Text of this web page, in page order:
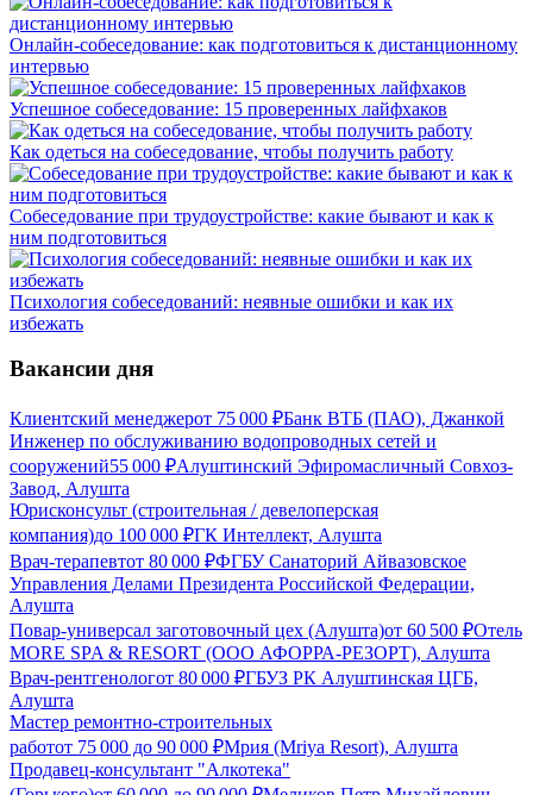
Онлайн-собеседование: как подготовиться к дистанционному
интервью
Успешное собеседование: 15 проверенных лайфхаков
Как одеться на собеседование, чтобы получить работу
Собеседование при трудоустройстве: какие бывают и как к
ним подготовиться
Психология собеседований: неявные ошибки и как их
избежать
Вакансии дня
Клиентский менеджерот 75 000 ₽Банк ВТБ (ПАО), Джанкой
Инженер по обслуживанию водопроводных сетей и
сооружений55 000 ₽Алуштинский Эфиромасличный Совхоз-
Завод, Алушта
Юрисконсульт (строительная / девелоперская
компания)до 100 000 ₽ГК Интеллект, Алушта
Врач-терапевтот 80 000 ₽ФГБУ Санаторий Айвазовское
Управления Делами Президента Российской Федерации,
Алушта
Повар-универсал заготовочный цех (Алушта)от 60 500 ₽Отель
MORE SPA & RESORT (ООО АФОРРА-РЕЗОРТ), Алушта
Врач-рентгенологот 80 000 ₽ГБУЗ РК Алуштинская ЦГБ,
Алушта
Мастер ремонтно-строительных
работот 75 000 до 90 000 ₽Мрия (Mriya Resort), Алушта
Продавец-консультант "Алкотека"